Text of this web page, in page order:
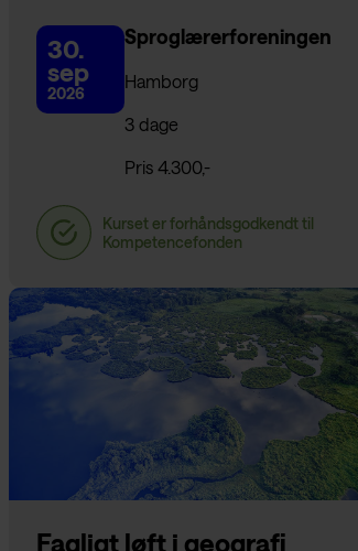
30.
sep
2026
Sproglærerforeningen
Hamborg
3 dage
Pris 4.300,-
Fagligt løft i geografi